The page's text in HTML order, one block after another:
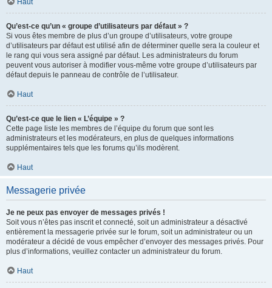
Haut
Qu’est-ce qu’un « groupe d’utilisateurs par défaut » ?
Si vous êtes membre de plus d’un groupe d’utilisateurs, votre groupe
d’utilisateurs par défaut est utilisé afin de déterminer quelle sera la couleur et
le rang qui vous sera assigné par défaut. Les administrateurs du forum
peuvent vous autoriser à modifier vous-même votre groupe d’utilisateurs par
défaut depuis le panneau de contrôle de l’utilisateur.
Haut
Qu’est-ce que le lien « L’équipe » ?
Cette page liste les membres de l’équipe du forum que sont les
administrateurs et les modérateurs, en plus de quelques informations
supplémentaires tels que les forums qu’ils modèrent.
Haut
Messagerie privée
Je ne peux pas envoyer de messages privés !
Soit vous n’êtes pas inscrit et connecté, soit un administrateur a désactivé
entièrement la messagerie privée sur le forum, soit un administrateur ou un
modérateur a décidé de vous empêcher d’envoyer des messages privés. Pour
plus d’informations, veuillez contacter un administrateur du forum.
Haut